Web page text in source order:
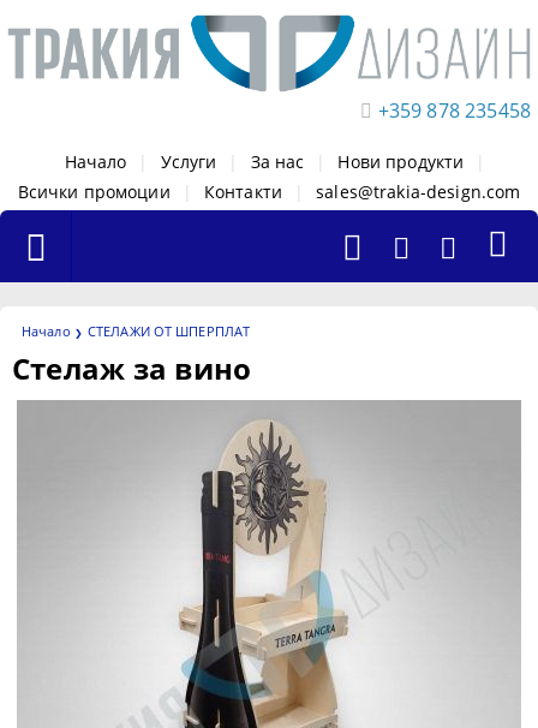
+359 878 235458
Начало Услуги За нас Нови продукти
Всички промоции
Контакти sales@trakia-design.com
Начало СТЕЛАЖИ ОТ ШПЕРПЛАТ
Стелаж за вино